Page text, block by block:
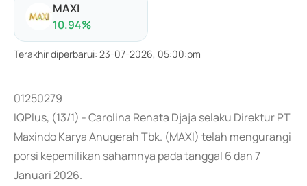
MAXI
10.94%
Terakhir diperbarui: 23-07-2026, 05:00:pm
01250279
IQPlus, (13/1) - Carolina Renata Djaja selaku Direktur PT
Maxindo Karya Anugerah Tbk. (MAXI) telah mengurangi
porsi kepemilikan sahamnya pada tanggal 6 dan 7
Januari 2026.